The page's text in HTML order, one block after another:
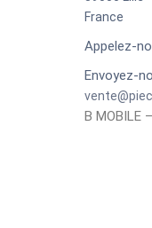
France
Appelez-
Envoyez-
B MOBILE